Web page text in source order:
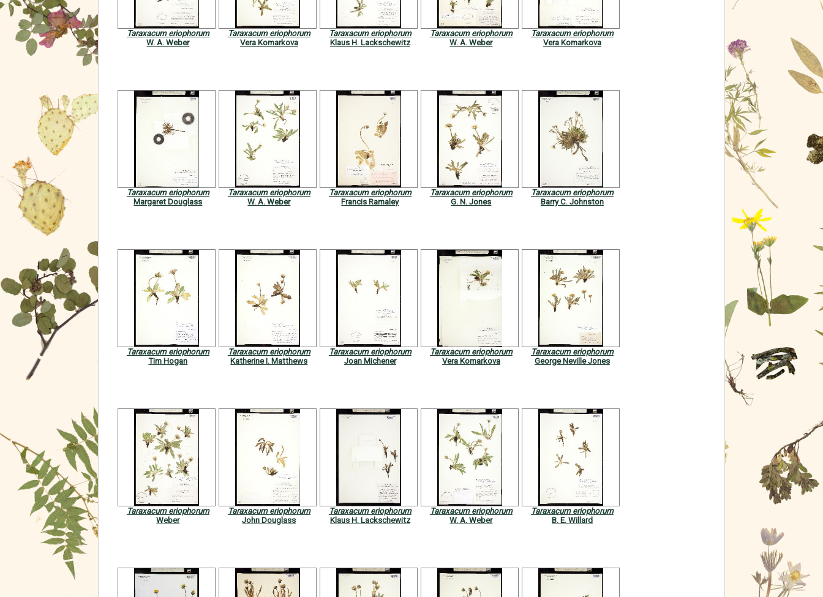
Taraxacum eriophorum
W. A. Weber
Taraxacum eriophorum
Vera Komarkova
Taraxacum eriophorum
Klaus H. Lackschewitz
Taraxacum eriophorum
W. A. Weber
Taraxacum eriophorum
Vera Komarkova
Taraxacum eriophorum
Margaret Douglass
Taraxacum eriophorum
W. A. Weber
Taraxacum eriophorum
Francis Ramaley
Taraxacum eriophorum
G. N. Jones
Taraxacum eriophorum
Barry C. Johnston
Taraxacum eriophorum
Tim Hogan
Taraxacum eriophorum
Katherine I. Matthews
Taraxacum eriophorum
Joan Michener
Taraxacum eriophorum
Vera Komarkova
Taraxacum eriophorum
George Neville Jones
Taraxacum eriophorum
Weber
Taraxacum eriophorum
John Douglass
Taraxacum eriophorum
Klaus H. Lackschewitz
Taraxacum eriophorum
W. A. Weber
Taraxacum eriophorum
B. E. Willard